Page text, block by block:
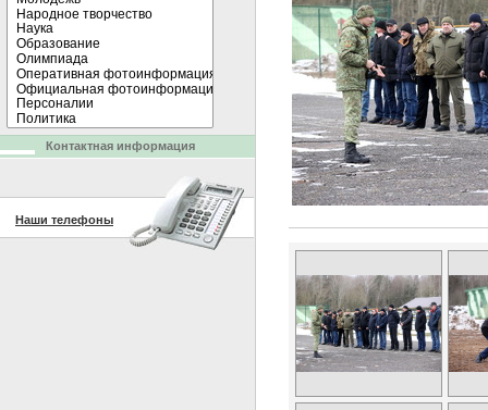
Контактная информация
Наши телефоны